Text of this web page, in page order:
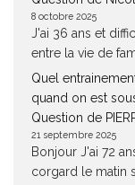
8 octobre 2025
J'ai 36 ans et
entre la vie de
Quel
quand on est
Question de
21 septembre 2025
Bonjour J'ai 72
corgard le matin